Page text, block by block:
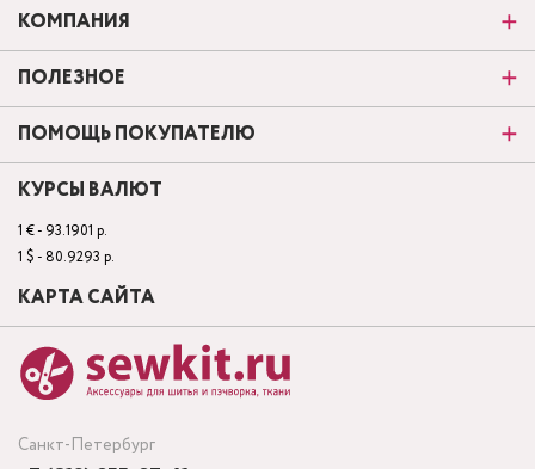
Санкт-Петербург
КОМПАНИЯ
ПОЛЕЗНОЕ
ПОМОЩЬ ПОКУПАТЕЛЮ
КУРСЫ ВАЛЮТ
1 € - 93.1901 р.
1 $ - 80.9293 р.
КАРТА САЙТА